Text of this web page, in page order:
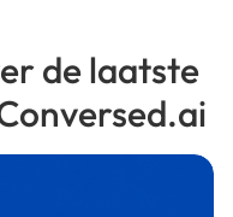
de laatste